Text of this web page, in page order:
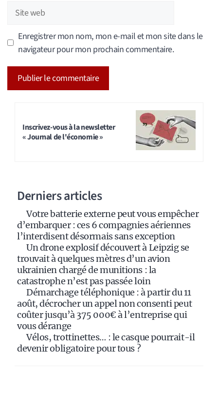
Site
web
Enregistrer mon nom, mon e-mail et mon site dans le
navigateur pour mon prochain commentaire.
Inscrivez-vous à la newsletter
« Journal de l'économie »
Derniers articles
Votre batterie externe peut vous empêcher
d’embarquer : ces 6 compagnies aériennes
l’interdisent désormais sans exception
Un drone explosif découvert à Leipzig se
trouvait à quelques mètres d’un avion
ukrainien chargé de munitions : la
catastrophe n’est pas passée loin
Démarchage téléphonique : à partir du 11
août, décrocher un appel non consenti peut
coûter jusqu’à 375 000€ à l’entreprise qui
vous dérange
Vélos, trottinettes… : le casque pourrait-il
devenir obligatoire pour tous ?